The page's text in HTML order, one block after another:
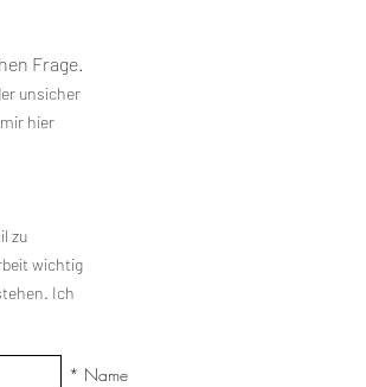
Name *
Frage.
unsicher
hier
zu
wichtig
Ich